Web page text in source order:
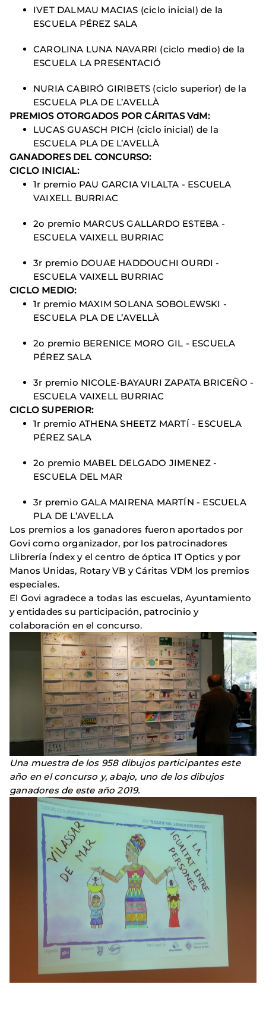
IVET DALMAU MACIAS (ciclo inicial) de la
ESCUELA PÉREZ SALA
CAROLINA LUNA NAVARRI (ciclo medio) de la
ESCUELA LA PRESENTACIÓ
NURIA CABIRÓ GIRIBETS (ciclo superior) de la
ESCUELA PLA DE L’AVELLÀ
PREMIOS OTORGADOS POR CÁRITAS VdM:
LUCAS GUASCH PICH (ciclo inicial) de la
ESCUELA PLA DE L’AVELLÀ
GANADORES DEL CONCURSO:
CICLO INICIAL:
1r premio PAU GARCIA VILALTA - ESCUELA
VAIXELL BURRIAC
2o premio MARCUS GALLARDO ESTEBA -
ESCUELA VAIXELL BURRIAC
3r premio DOUAE HADDOUCHI OURDI -
ESCUELA VAIXELL BURRIAC
CICLO MEDIO:
1r premio MAXIM SOLANA SOBOLEWSKI -
ESCUELA PLA DE L’AVELLÀ
2o premio BERENICE MORO GIL - ESCUELA
PÉREZ SALA
3r premio NICOLE-BAYAURI ZAPATA BRICEÑO -
ESCUELA VAIXELL BURRIAC
CICLO SUPERIOR:
1r premio ATHENA SHEETZ MARTÍ - ESCUELA
PÉREZ SALA
2o premio MABEL DELGADO JIMENEZ -
ESCUELA DEL MAR
3r premio GALA MAIRENA MARTÍN - ESCUELA
PLA DE L’AVELLA
Los premios a los ganadores fueron aportados por
Govi ​​como organizador, por los patrocinadores
Llibrería Índex y el centro de óptica IT Optics y por
Manos Unidas, Rotary VB y Cáritas VDM los premios
especiales.
El Govi ​​agradece a todas las escuelas, Ayuntamiento
y entidades su participación, patrocinio y
colaboración en el concurso.
Una muestra de los 958 dibujos participantes este
año en el concurso y, abajo, uno de los dibujos
ganadores de este año 2019.